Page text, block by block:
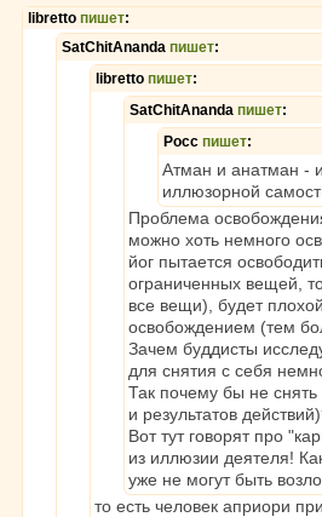
libretto пишет:
SatChitAnanda пишет:
libretto пишет:
SatChitAnanda пишет:
Росс пишет:
Атман и анатман -
иллюзорной
Проблема
можно хоть немного
йог пытается
ограниченных вещей,
все вещи), будет
освобождением (тем
Зачем буддисты
для снятия с себя
Так почему бы не
и результатов
Вот тут говорят про
из иллюзии деятеля!
уже не могут быть
то есть человек априори